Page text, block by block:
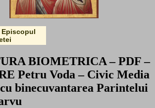
Episcopul
BIOMETRICA – PDF –
Petru Voda – Civic Media
binecuvantarea Parintelui